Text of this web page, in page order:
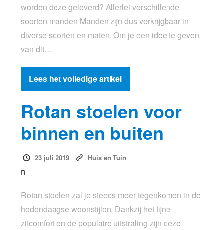
worden deze geleverd? Allerlei verschillende
soorten manden Manden zijn dus verkrijgbaar in
diverse soorten en maten. Om je een idee te geven
van dit…
Lees het volledige artikel
Rotan stoelen voor
binnen en buiten
23 juli 2019
Huis en Tuin
R
Rotan stoelen zal je steeds meer tegenkomen in de
hedendaagse woonstijlen. Dankzij het fijne
zitcomfort en de populaire uitstraling zijn deze